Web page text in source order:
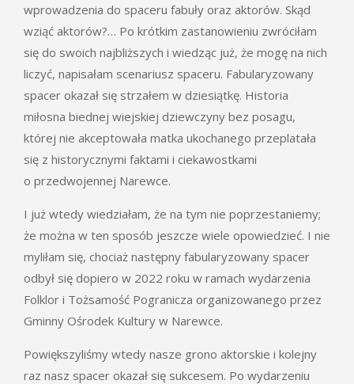
wprowadzenia do spaceru fabuły oraz aktorów. Skąd
wziąć aktorów?… Po krótkim zastanowieniu zwróciłam
się do swoich najbliższych i wiedząc już, że mogę na nich
liczyć, napisałam scenariusz spaceru. Fabularyzowany
spacer okazał się strzałem w dziesiątkę. Historia
miłosna biednej wiejskiej dziewczyny bez posagu,
której nie akceptowała matka ukochanego przeplatała
się z historycznymi faktami i ciekawostkami
o przedwojennej Narewce.
I już wtedy wiedziałam, że na tym nie poprzestaniemy;
że można w ten sposób jeszcze wiele opowiedzieć. I nie
myliłam się, chociaż następny fabularyzowany spacer
odbył się dopiero w 2022 roku w ramach wydarzenia
Folklor i Tożsamość Pogranicza organizowanego przez
Gminny Ośrodek Kultury w Narewce.
Powiększyliśmy wtedy nasze grono aktorskie i kolejny
raz nasz spacer okazał się sukcesem. Po wydarzeniu